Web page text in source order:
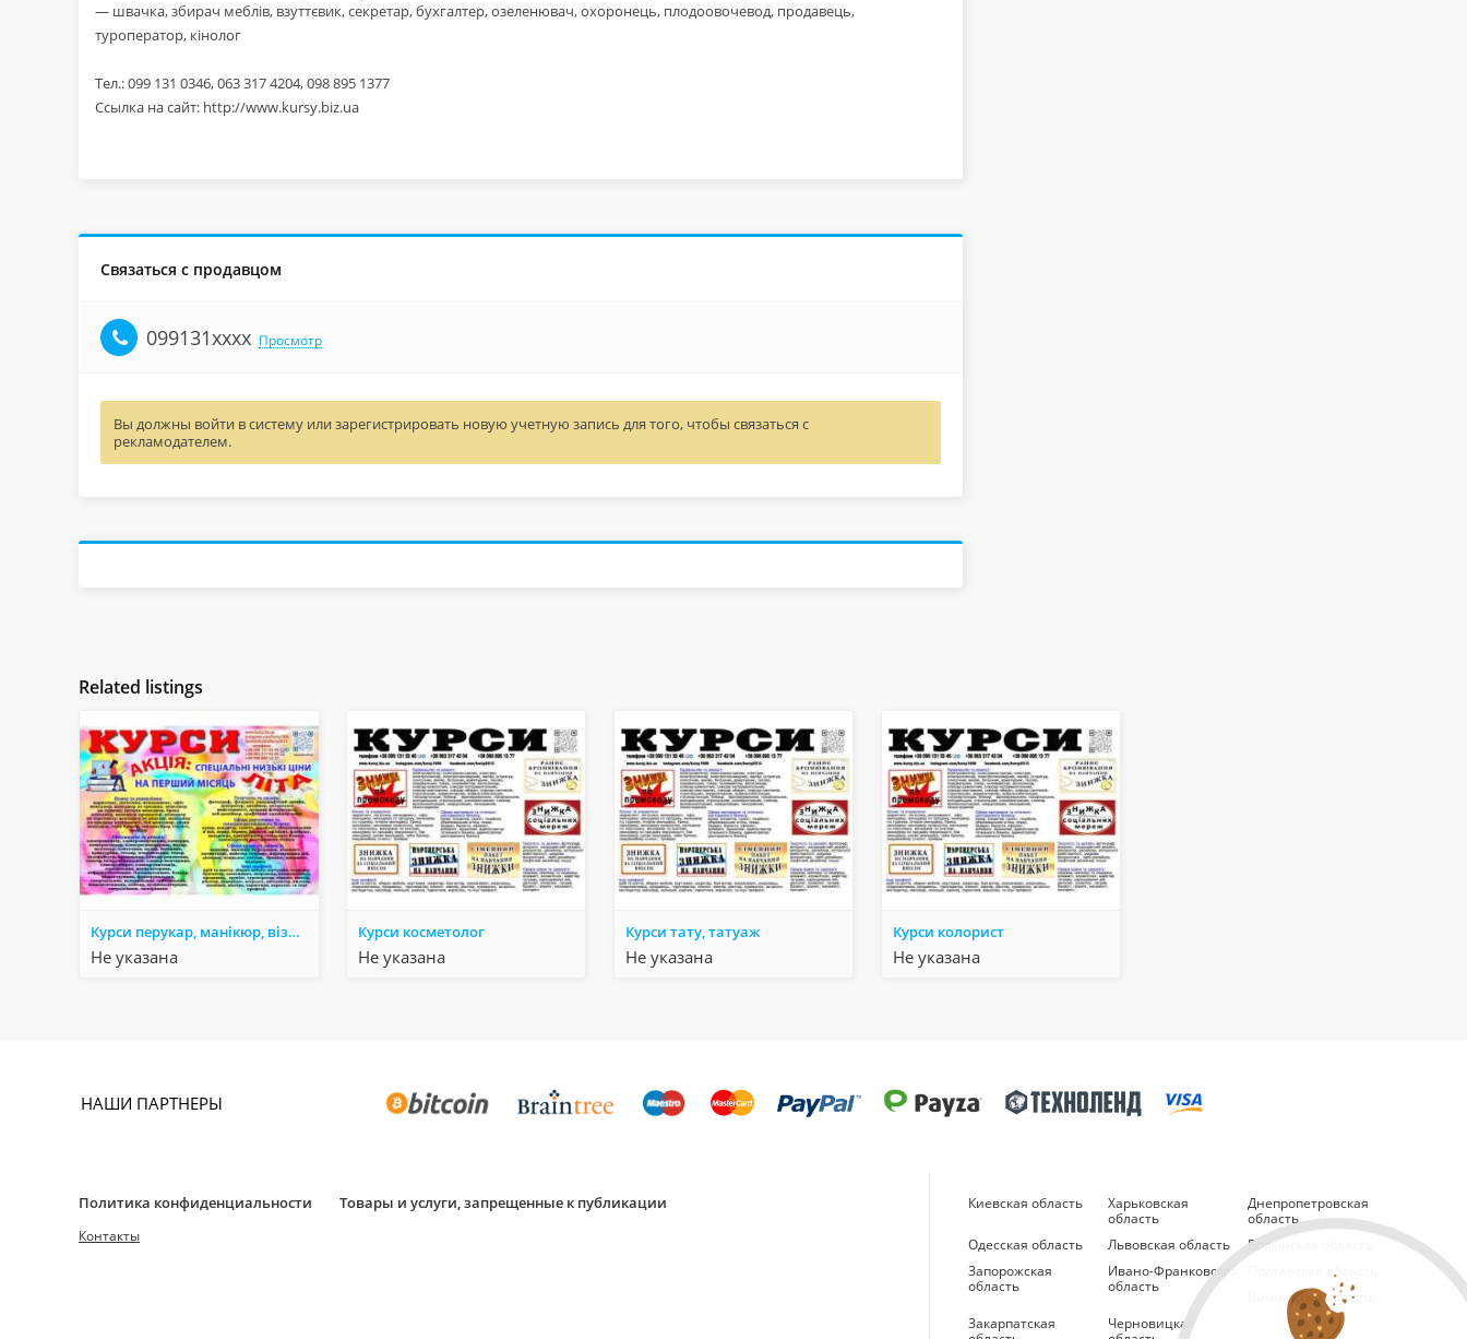
— швачка, збирач меблів, взуттєвик, секретар, бухгалтер, озеленювач, охоронець, плодоовочевод, продавець,
туроператор, кінолог
Тел.: 099 131 0346, 063 317 4204, 098 895 1377
Ссылка на сайт: http://www.kursy.biz.ua
Связаться с продавцом
099131xxxx Просмотр
Вы должны войти в систему или зарегистрировать новую учетную запись для того, чтобы связаться с
рекламодателем.
Related listings
Курси перукар, манікюр, візаж, шугарінг, косметолог, грумінг
Не указана
Курси косметолог
Не указана
Курси тату, татуаж
Не указана
Курси колорист
Не указана
НАШИ ПАРТНЕРЫ
Политика конфиденциальности Товары и услуги, запрещенные к публикации
Контакты
Киевская область
Харьковская
область
Днепропетровская
область
Одесская область
Львовская область
Волынская область
Запорожская
область
Ивано-Франковская
область
Полтавская область
Винницкая область
Закарпатская
Черновицкая